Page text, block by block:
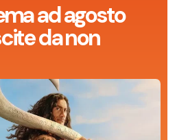
ad agosto
da non